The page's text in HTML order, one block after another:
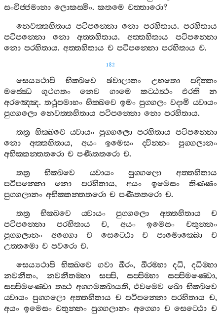
සංවිජ‍්ජමානා ලොකස‍්මිං. කතමෙ චත‍්තාරො?
නෙවත‍්තහිතාය පටිපන‍්නො නො පරහිතාය. පරහිතාය
පටිපන‍්නො
නො අත‍්තහිතාය. අත‍්තහිතාය
පටිපන‍්නො
නො පරහිතාය. අත‍්තහිතාය ච පටිපන‍්නො පරහිතාය ච.
182
සෙය්‍යථාපි භික‍්ඛවෙ ඡවාලාතං උභතො
පදිත‍්තං
මජ‍්ඣෙ
ගූථගතං නෙව ගාමෙ කට‍්ඨත්‍ථං ඵරති
න
අරඤ‍්ඤෙ. තථූපමාහං භික‍්ඛවෙ ඉමං පුග‍්ගලං වදාමි ය‍්වායං
පුග‍්ගලො නෙවත‍්තහිතාය පටිපන‍්නො නො පරහිතාය.
තත්‍ර භික‍්ඛවෙ ය‍්වායං පුග‍්ගලො පරහිතාය පටිපන‍්නො
නො
අත‍්තහිතාය, අයං ඉමෙසං ද‍්වින‍්නං
පුග‍්ගලානං
අභික‍්කන‍්තතරො ච පණීතතරො ච.
තත්‍ර
භික‍්ඛවෙ ය‍්වායං පුග‍්ගලො
අත‍්තහිතාය
පටිපන‍්නො
නො පරහිතාය,අයං ඉමෙසං
තිණ‍්ණං
පුග‍්ගලානං අභික‍්කන‍්තතරො ච පණීතතරො ච.
තත්‍ර
භික‍්ඛවෙ ය‍්වායං පුග‍්ගලො අත‍්තහිතාය
ච
පටිපන‍්නො
පරහිතාය ච, අයං ඉමෙසං
චතුන‍්නං
පුග‍්ගලානං
අග‍්ගො ච සෙට‍්ඨො ච පාමොක‍්ඛො
ච
උත‍්තමො ච පවරො ච.
සෙය්‍යථාපි
භික‍්ඛවෙ ගවා ඛීරං, ඛීරම‍්හා දධි, දධිම‍්හා
නවනීතං, නවනීතම‍්හා සප‍්පි,සප‍්පිම‍්හා සප‍්පිමණ‍්ඩො,
සප‍්පිමණ‍්ඩො තත්‍ථ අග‍්ගමක‍්ඛායති,එවමෙව ඛො භික‍්ඛවෙ
ය‍්වායං පුග‍්ගලො අත‍්තහිතාය ච පටිපන‍්නො පරහිතාය ච,
අයං ඉමෙසං චතුන‍්නං පුග‍්ගලානං අග‍්ගො ච සෙට‍්ඨො ච